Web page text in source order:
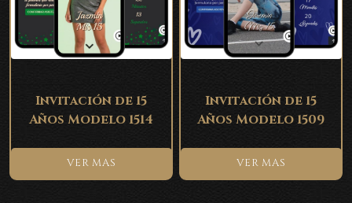
Invitación de 15
Años Modelo 1514
VER MAS
Invitación de 15
Años Modelo 1509
VER MAS